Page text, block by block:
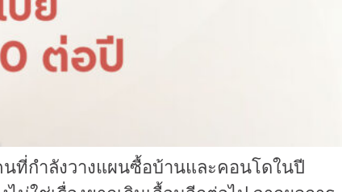
ที่กำลังวางแผนซื้อบ้านและคอนโดในปี